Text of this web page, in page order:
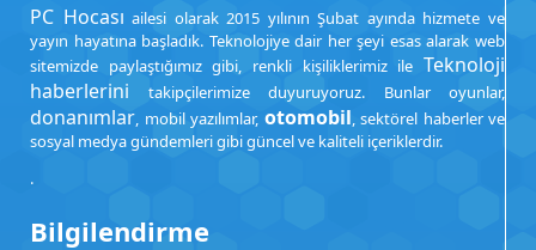
PC Hocası ailesi olarak 2015 yılının Şubat ayında hizmete ve
yayın hayatına başladık. Teknolojiye dair her şeyi esas alarak web
sitemizde paylaştığımız gibi, renkli kişiliklerimiz ile Teknoloji
haberlerini takipçilerimize duyuruyoruz. Bunlar oyunlar,
donanımlar, mobil yazılımlar, otomobil, sektörel haberler ve
sosyal medya gündemleri gibi güncel ve kaliteli içeriklerdir.
.
Bilgilendirme